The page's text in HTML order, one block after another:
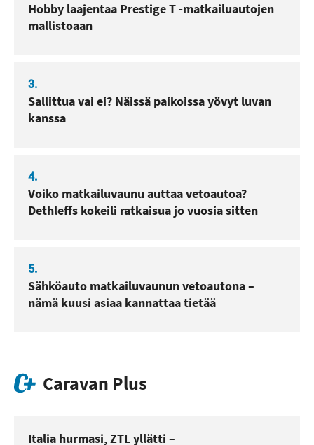
Hobby laajentaa Prestige T -matkailuautojen
mallistoaan
3.
Sallittua vai ei? Näissä paikoissa yövyt luvan
kanssa
4.
Voiko matkailuvaunu auttaa vetoautoa?
Dethleffs kokeili ratkaisua jo vuosia sitten
5.
Sähköauto matkailuvaunun vetoautona –
nämä kuusi asiaa kannattaa tietää
Caravan Plus
Italia hurmasi, ZTL yllätti –